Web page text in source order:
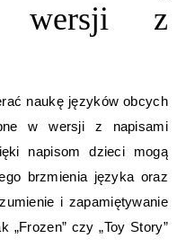
wersji z
naukę języków obcych
w wersji z napisami
napisom dzieci mogą
brzmienia języka oraz
i zapamiętywanie
„Frozen” czy „Toy Story”